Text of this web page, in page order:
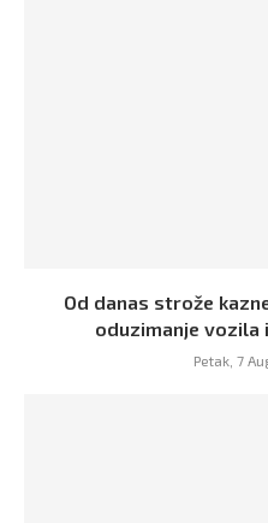
Od danas strože
oduzimanje vozila
Petak, 7